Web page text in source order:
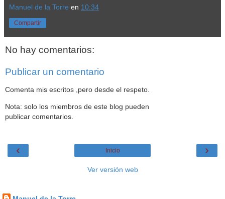
Manuel de la Torre en 10:34
Compartir
No hay comentarios:
Publicar un comentario
Comenta mis escritos ,pero desde el respeto.
Nota: solo los miembros de este blog pueden
publicar comentarios.
‹ ›
Inicio
Ver versión web